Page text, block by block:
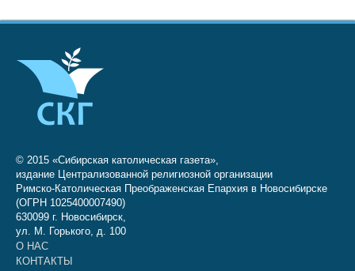
© 2015 «Сибирская католическая газета»,
издание Централизованной религиозной организации
Римско-Католическая Преображенская Епархия в Новосибирске
(ОГРН 1025400007490)
630099 г. Новосибирск,
ул. М. Горького, д. 100
О НАС
КОНТАКТЫ